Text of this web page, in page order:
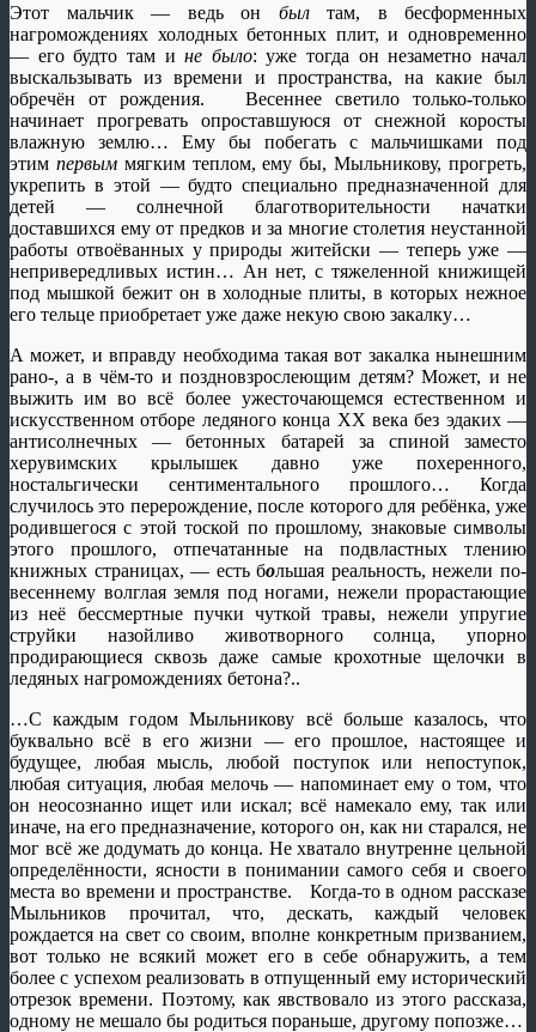
Этот мальчик — ведь он былтам, в бесформенных
нагромождениях холодных бетонных плит, и одновременно
— его будто там ине было: уже тогда он незаметно начал
выскальзывать из времени и пространства, на какие был
обречён от рождения. Весеннее светило только-только
начинает прогревать опроставшуюся от снежной коросты
влажную землю… Ему бы побегать с мальчишками под
этим первыммягким теплом, ему бы, Мыльникову, прогреть,
укрепить в этой — будто специально предназначенной для
детей — солнечной благотворительности начатки
доставшихся ему от предков и за многие столетия неустанной
работы отвоёванных у природы житейски — теперь уже —
непривередливых истин… Ан нет, с тяжеленной книжищей
под мышкой бежит он в холодные плиты, в которых нежное
его тельце приобретает уже даже некую свою закалку…
А может, и вправду необходима такая вот закалка нынешним
рано-, а в чём-то и поздновзрослеющим детям? Может, и не
выжить им во всё более ужесточающемся естественном и
искусственном отборе ледяного конца ХХ века без эдаких —
антисолнечных — бетонных батарей за спиной заместо
херувимских крылышек давно уже похеренного,
ностальгически сентиментального прошлого… Когда
случилось это перерождение, после которого для ребёнка, уже
родившегося с этой тоской по прошлому, знаковые символы
этого прошлого, отпечатанные на подвластных тлению
книжных страницах, — есть большая реальность, нежели по-
весеннему волглая земля под ногами, нежели прорастающие
из неё бессмертные пучки чуткой травы, нежели упругие
струйки назойливо животворного солнца, упорно
продирающиеся сквозь даже самые крохотные щелочки в
ледяных нагромождениях бетона?..
…С каждым годом Мыльникову всё больше казалось, что
буквально всё в его жизни — его прошлое, настоящее и
будущее, любая мысль, любой поступок или непоступок,
любая ситуация, любая мелочь — напоминает ему о том, что
он неосознанно ищет или искал; всё намекало ему, так или
иначе, на его предназначение, которого он, как ни старался, не
мог всё же додумать до конца. Не хватало внутренне цельной
определённости, ясности в понимании самого себя и своего
места во времени и пространстве. Когда-то в одном рассказе
Мыльников прочитал, что, дескать, каждый человек
рождается на свет со своим, вполне конкретным призванием,
вот только не всякий может его в себе обнаружить, а тем
более с успехом реализовать в отпущенный ему исторический
отрезок времени. Поэтому, как явствовало из этого рассказа,
одному не мешало бы родиться пораньше, другому попозже…